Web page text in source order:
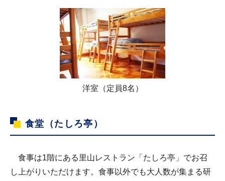
洋室（定員8名）
食堂（たしろ亭）
食事は1階にある里山レストラン「たしろ亭」でお召
し上がりいただけます。食事以外でも大人数が集まる研